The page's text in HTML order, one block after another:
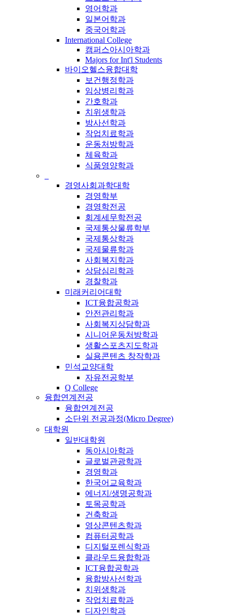
영어학과
일본어학과
중국어학과
International College
캠퍼스아시아학과
Majors for Int'l Students
바이오헬스융합대학
보건행정학과
임상병리학과
간호학과
치위생학과
방사선학과
작업치료학과
운동처방학과
체육학과
식품영양학과
경영사회과학대학
경영학부
경영학전공
회계세무학전공
국제통상물류학부
국제통상학과
국제물류학과
사회복지학과
상담심리학과
경찰학과
미래커리어대학
ICT융합공학과
안전관리학과
사회복지상담학과
시니어운동처방학과
생활스포츠지도학과
실용콘텐츠 창작학과
민석교양대학
자유전공학부
Q College
융합연계전공
융합연계전공
소단위 전공과정(Micro Degree)
대학원
일반대학원
동아시아학과
글로벌관광학과
경영학과
한국어교육학과
에너지/생명공학과
토목공학과
건축학과
영상콘텐츠학과
컴퓨터공학과
디지털포렌식학과
클라우드융합학과
ICT융합공학과
융합방사선학과
치위생학과
작업치료학과
디자인학과